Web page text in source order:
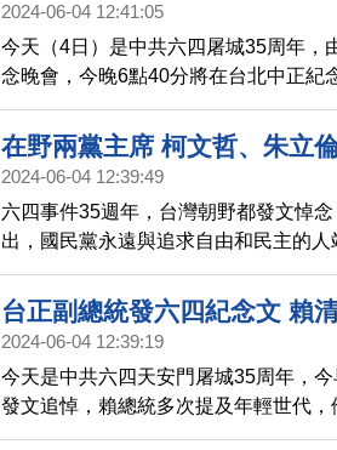
2024-06-04 12:41:05
今天（4日）是中共六四屠城35周年，
念晚會，今晚6點40分將在台北中正紀
民主，無畏無懼」，規劃一系列短講
行，並以燭光排字，呼籲海內外共同抵
而華裔學者余茂春表示，台灣已經變成
在野兩黨主席 柯文哲、朱立
2024-06-04 12:39:49
六四事件35週年，台灣朝野都發文悼
出，國民黨永遠與追求自由和民主的
國，守護這座華人的民主燈塔。柯文
決於它是否能面對歷史中難以面對的
候了，更重要的是不讓歷史的悲劇再發
台正副總統發六四紀念文 賴
2024-06-04 12:39:19
今天是中共六四天安門屠城35周年，
發文追悼，賴總統多次提及年輕世代
真正保護人民。他還說，我們會持續